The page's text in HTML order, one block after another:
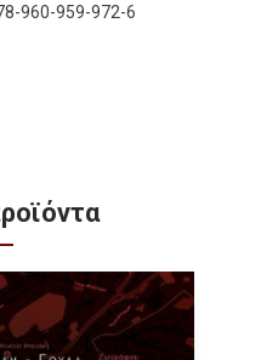
960-959-972-6